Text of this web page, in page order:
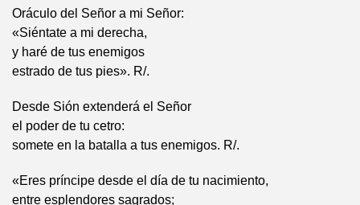
Oráculo del Señor a mi Señor:
«Siéntate a mi derecha,
y haré de tus enemigos
estrado de tus pies». R/.
Desde Sión extenderá el Señor
el poder de tu cetro:
somete en la batalla a tus enemigos. R/.
«Eres príncipe desde el día de tu nacimiento,
entre esplendores sagrados;